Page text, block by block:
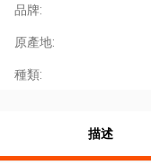
品牌:
原產地:
種類:
描述